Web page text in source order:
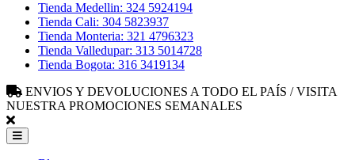
Tienda Medellin: 324 5924194
Tienda Cali: 304 5823937
Tienda Monteria: 321 4796323
Tienda Valledupar: 313 5014728
Tienda Bogota: 316 3419134
ENVIOS Y DEVOLUCIONES A TODO EL PAÍS / VISITA
NUESTRA PROMOCIONES SEMANALES